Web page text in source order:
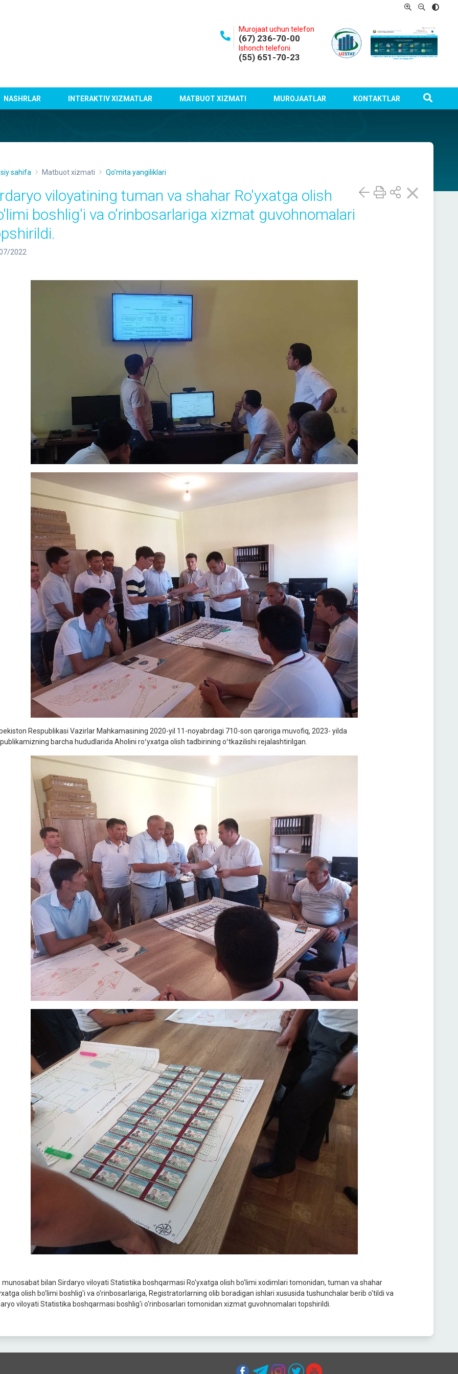
Murojaat uchun telefon
(67) 236-70-00
Ishonch telefoni
(55) 651-70-23
NASHRLAR INTERAKTIV XIZMATLAR MATBUOT XIZMATI MUROJAATLAR KONTAKTLAR
sahifa Matbuot xizmati Qo'mita yangiliklari
viloyatining tuman va shahar Ro'yxatga olish
boshlig'i va o'rinbosarlariga xizmat guvohnomalari
2022
Respublikasi Vazirlar Mahkamasining 2020-yil 11-noyabrdagi 710-son qaroriga muvofiq, 2023- yilda
barcha hududlarida Aholini roʻyxatga olish tadbirining oʻtkazilishi rejalashtirilgan.
munosabat bilan Sirdaryo viloyati Statistika boshqarmasi Ro'yxatga olish bo'limi xodimlari tomonidan, tuman va shahar
olish bo'limi boshlig'i va o'rinbosarlariga, Registratorlarning olib boradigan ishlari xususida tushunchalar berib o'tildi va
viloyati Statistika boshqarmasi boshlig'i o'rinbosarlari tomonidan xizmat guvohnomalari topshirildi.